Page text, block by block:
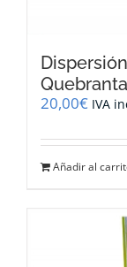
20,00€ IVA
Añadir al